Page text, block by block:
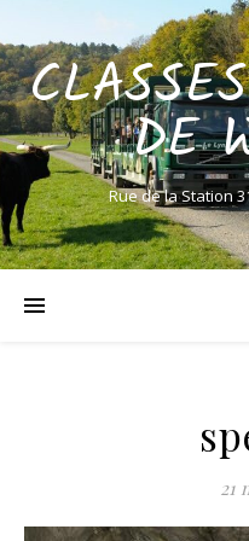
DE
Rue de la Station
21